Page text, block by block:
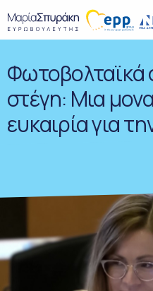
Φωτοβολταϊκά
στέγη: Μια
ευκαιρία για